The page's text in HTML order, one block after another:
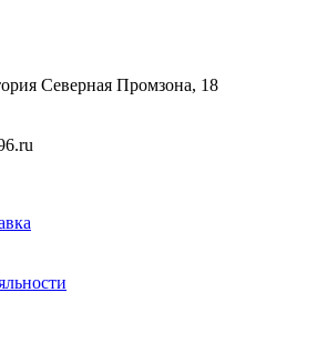
Северная Промзона, 18